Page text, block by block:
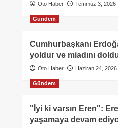
Oto Haber Temmuz 3, 2026
Gündem
Cumhurbaşkanı
yoldur ve miadını
Oto Haber Haziran 24, 2026
Gündem
"İyi ki varsın Eren":
yaşamaya devam